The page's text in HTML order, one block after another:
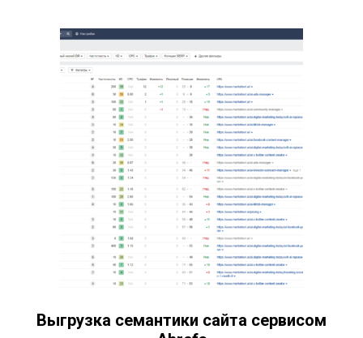
Выгрузка семантики сайта сервисом